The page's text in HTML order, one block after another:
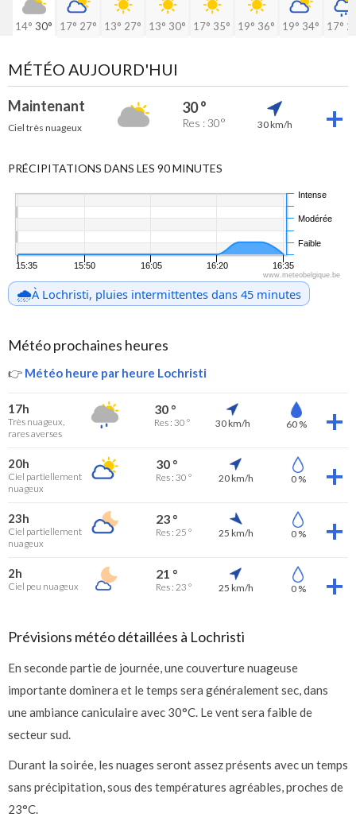
14° 30° 17° 27° 13° 27° 13° 30° 17° 35° 19° 36° 19° 34° 17°
MÉTÉO AUJOURD'HUI
Maintenant
Ciel très nuageux
30 °
Res : 30° 30 km/h
PRÉCIPITATIONS DANS LES 90 MINUTES
15:35 15:50 16:05 16:20 16:35
Faible
Modérée
Intense
www.meteobelgique.be
🌧️À Lochristi, pluies intermittentes dans 45 minutes
Météo prochaines heures
👉 Météo heure par heure Lochristi
17h
Très nuageux,
rares averses
30 °
Res : 30 ° 30 km/h 60 %
20h
Ciel partiellement
nuageux
30 °
Res : 30 ° 20 km/h 0 %
23h
Ciel partiellement
nuageux
23 °
Res : 25 ° 25 km/h 0 %
2h
Ciel peu nuageux
21 °
Res : 23 ° 25 km/h 0 %
Prévisions météo détaillées à Lochristi
En seconde partie de journée, une couverture nuageuse
importante dominera et le temps sera généralement sec, dans
une ambiance caniculaire avec 30°C. Le vent sera faible de
secteur sud.
Durant la soirée, les nuages seront assez présents avec un temps
sans précipitation, sous des températures agréables, proches de
23°C.